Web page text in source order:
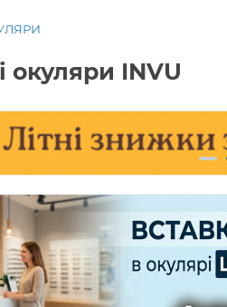
окуляри INVU